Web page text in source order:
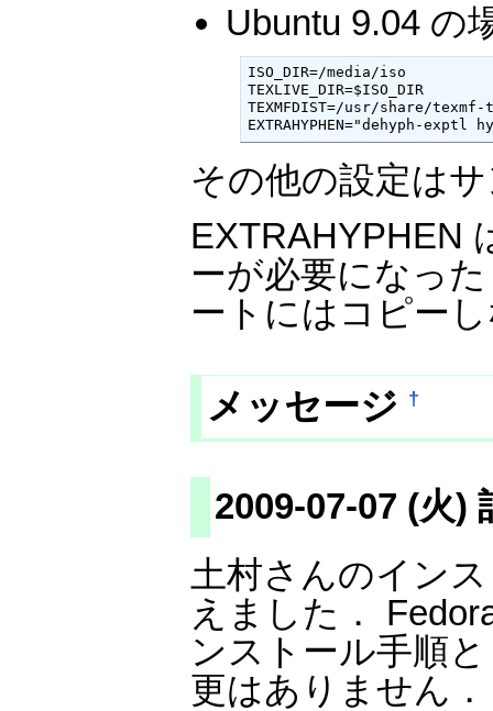
Ubuntu 9.04 の
ISO_DIR=/media/iso
TEXLIVE_DIR=$ISO_DIR
TEXMFDIST=/usr/share/
EXTRAHYPHEN="dehyph-
その他の設定は
EXTRAHYPHEN
ーが必要になっ
ートにはコピー
メッセージ †
2009-07-07 (火)
土村さんのイン
えました．
ンストール手順
更はありません．